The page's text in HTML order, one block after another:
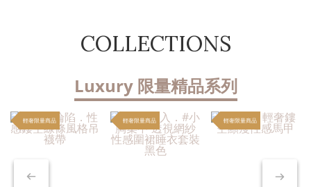
COLLECTIONS
Luxury 限量精品系列
輕奢限量商品 輕奢限量商品 輕奢限量商品